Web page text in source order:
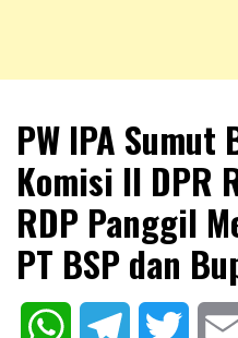
NKRIPOST
PW IPA
Komisi II DPR
RDP Panggil
PT BSP dan
WhatsAppTelegram